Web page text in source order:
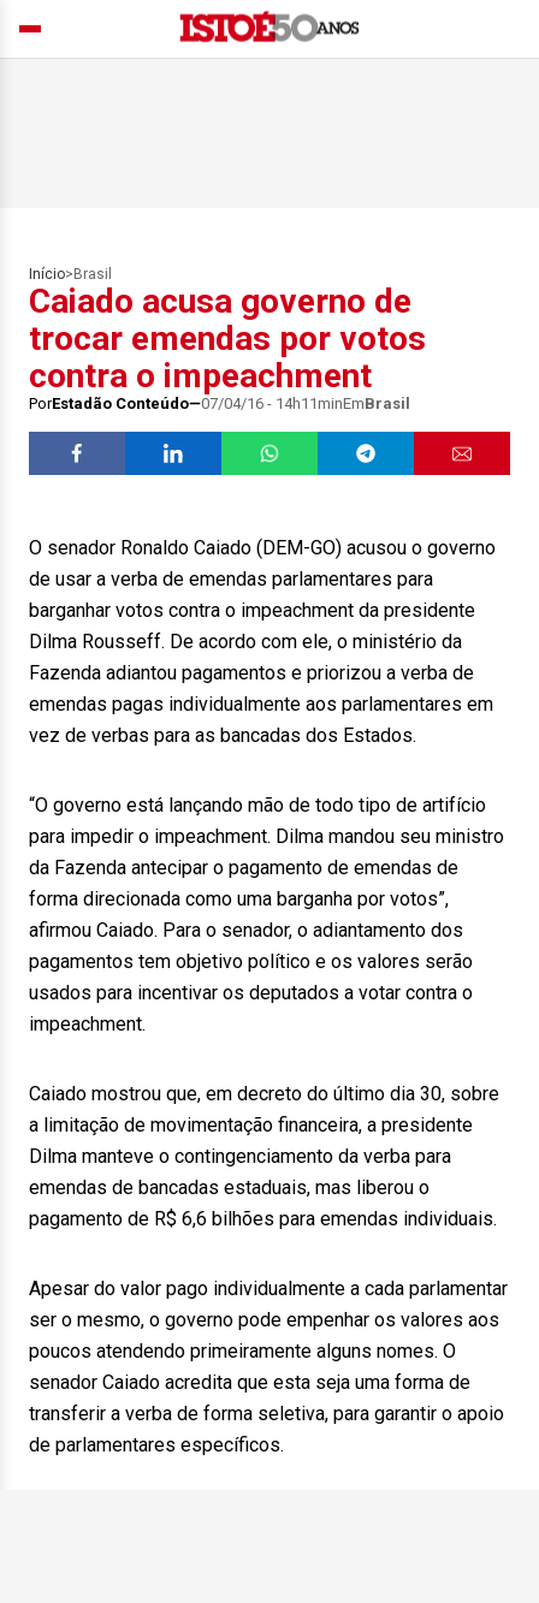
Início> Brasil
Caiado acusa governo de
trocar emendas por votos
contra o impeachment
PorEstadão Conteúdo 07/04/16 - 14h11minEmBrasil
O senador Ronaldo Caiado (DEM-GO) acusou o governo
de usar a verba de emendas parlamentares para
barganhar votos contra o impeachment da presidente
Dilma Rousseff. De acordo com ele, o ministério da
Fazenda adiantou pagamentos e priorizou a verba de
emendas pagas individualmente aos parlamentares em
vez de verbas para as bancadas dos Estados.
“O governo está lançando mão de todo tipo de artifício
para impedir o impeachment. Dilma mandou seu ministro
da Fazenda antecipar o pagamento de emendas de
forma direcionada como uma barganha por votos”,
afirmou Caiado. Para o senador, o adiantamento dos
pagamentos tem objetivo político e os valores serão
usados para incentivar os deputados a votar contra o
impeachment.
Caiado mostrou que, em decreto do último dia 30, sobre
a limitação de movimentação financeira, a presidente
Dilma manteve o contingenciamento da verba para
emendas de bancadas estaduais, mas liberou o
pagamento de R$ 6,6 bilhões para emendas individuais.
Apesar do valor pago individualmente a cada parlamentar
ser o mesmo, o governo pode empenhar os valores aos
poucos atendendo primeiramente alguns nomes. O
senador Caiado acredita que esta seja uma forma de
transferir a verba de forma seletiva, para garantir o apoio
de parlamentares específicos.